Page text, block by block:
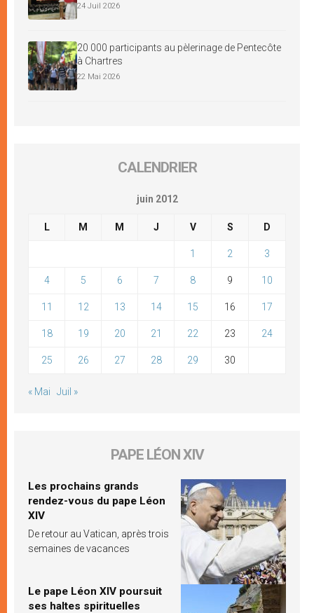
24 Juil 2026
20 000 participants au pèlerinage de Pentecôte
à Chartres
22 Mai 2026
CALENDRIER
juin 2012
L M M J V S D
1 2 3
4 5 6 7 8 9 10
11 12 13 14 15 16 17
18 19 20 21 22 23 24
25 26 27 28 29 30
« Mai Juil »
PAPE LÉON XIV
Les prochains grands
rendez-vous du pape Léon
XIV
De retour au Vatican, après trois
semaines de vacances
Le pape Léon XIV poursuit
ses haltes spirituelles